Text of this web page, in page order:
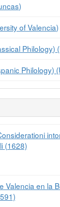
of Valencia)
Philology)
Philology)
(1628)
Valencia en la